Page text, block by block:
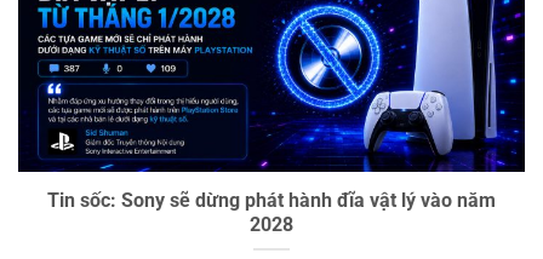
Tin sốc: Sony sẽ dừng phát hành đĩa vật lý vào năm
2028